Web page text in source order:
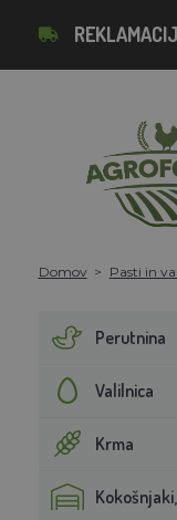
Domov Pasti in
Perutnina
Valilnica
Krma